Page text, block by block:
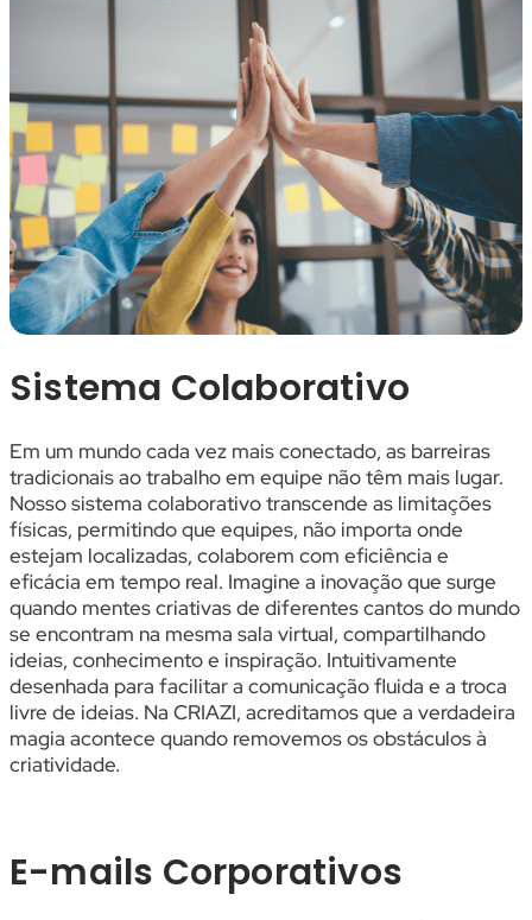
Sistema Colaborativo
Em um mundo cada vez mais conectado, as barreiras
tradicionais ao trabalho em equipe não têm mais lugar.
Nosso sistema colaborativo transcende as limitações
físicas, permitindo que equipes, não importa onde
estejam localizadas, colaborem com eficiência e
eficácia em tempo real. Imagine a inovação que surge
quando mentes criativas de diferentes cantos do mundo
se encontram na mesma sala virtual, compartilhando
ideias, conhecimento e inspiração. Intuitivamente
desenhada para facilitar a comunicação fluida e a troca
livre de ideias. Na CRIAZI, acreditamos que a verdadeira
magia acontece quando removemos os obstáculos à
criatividade.
E-mails Corporativos